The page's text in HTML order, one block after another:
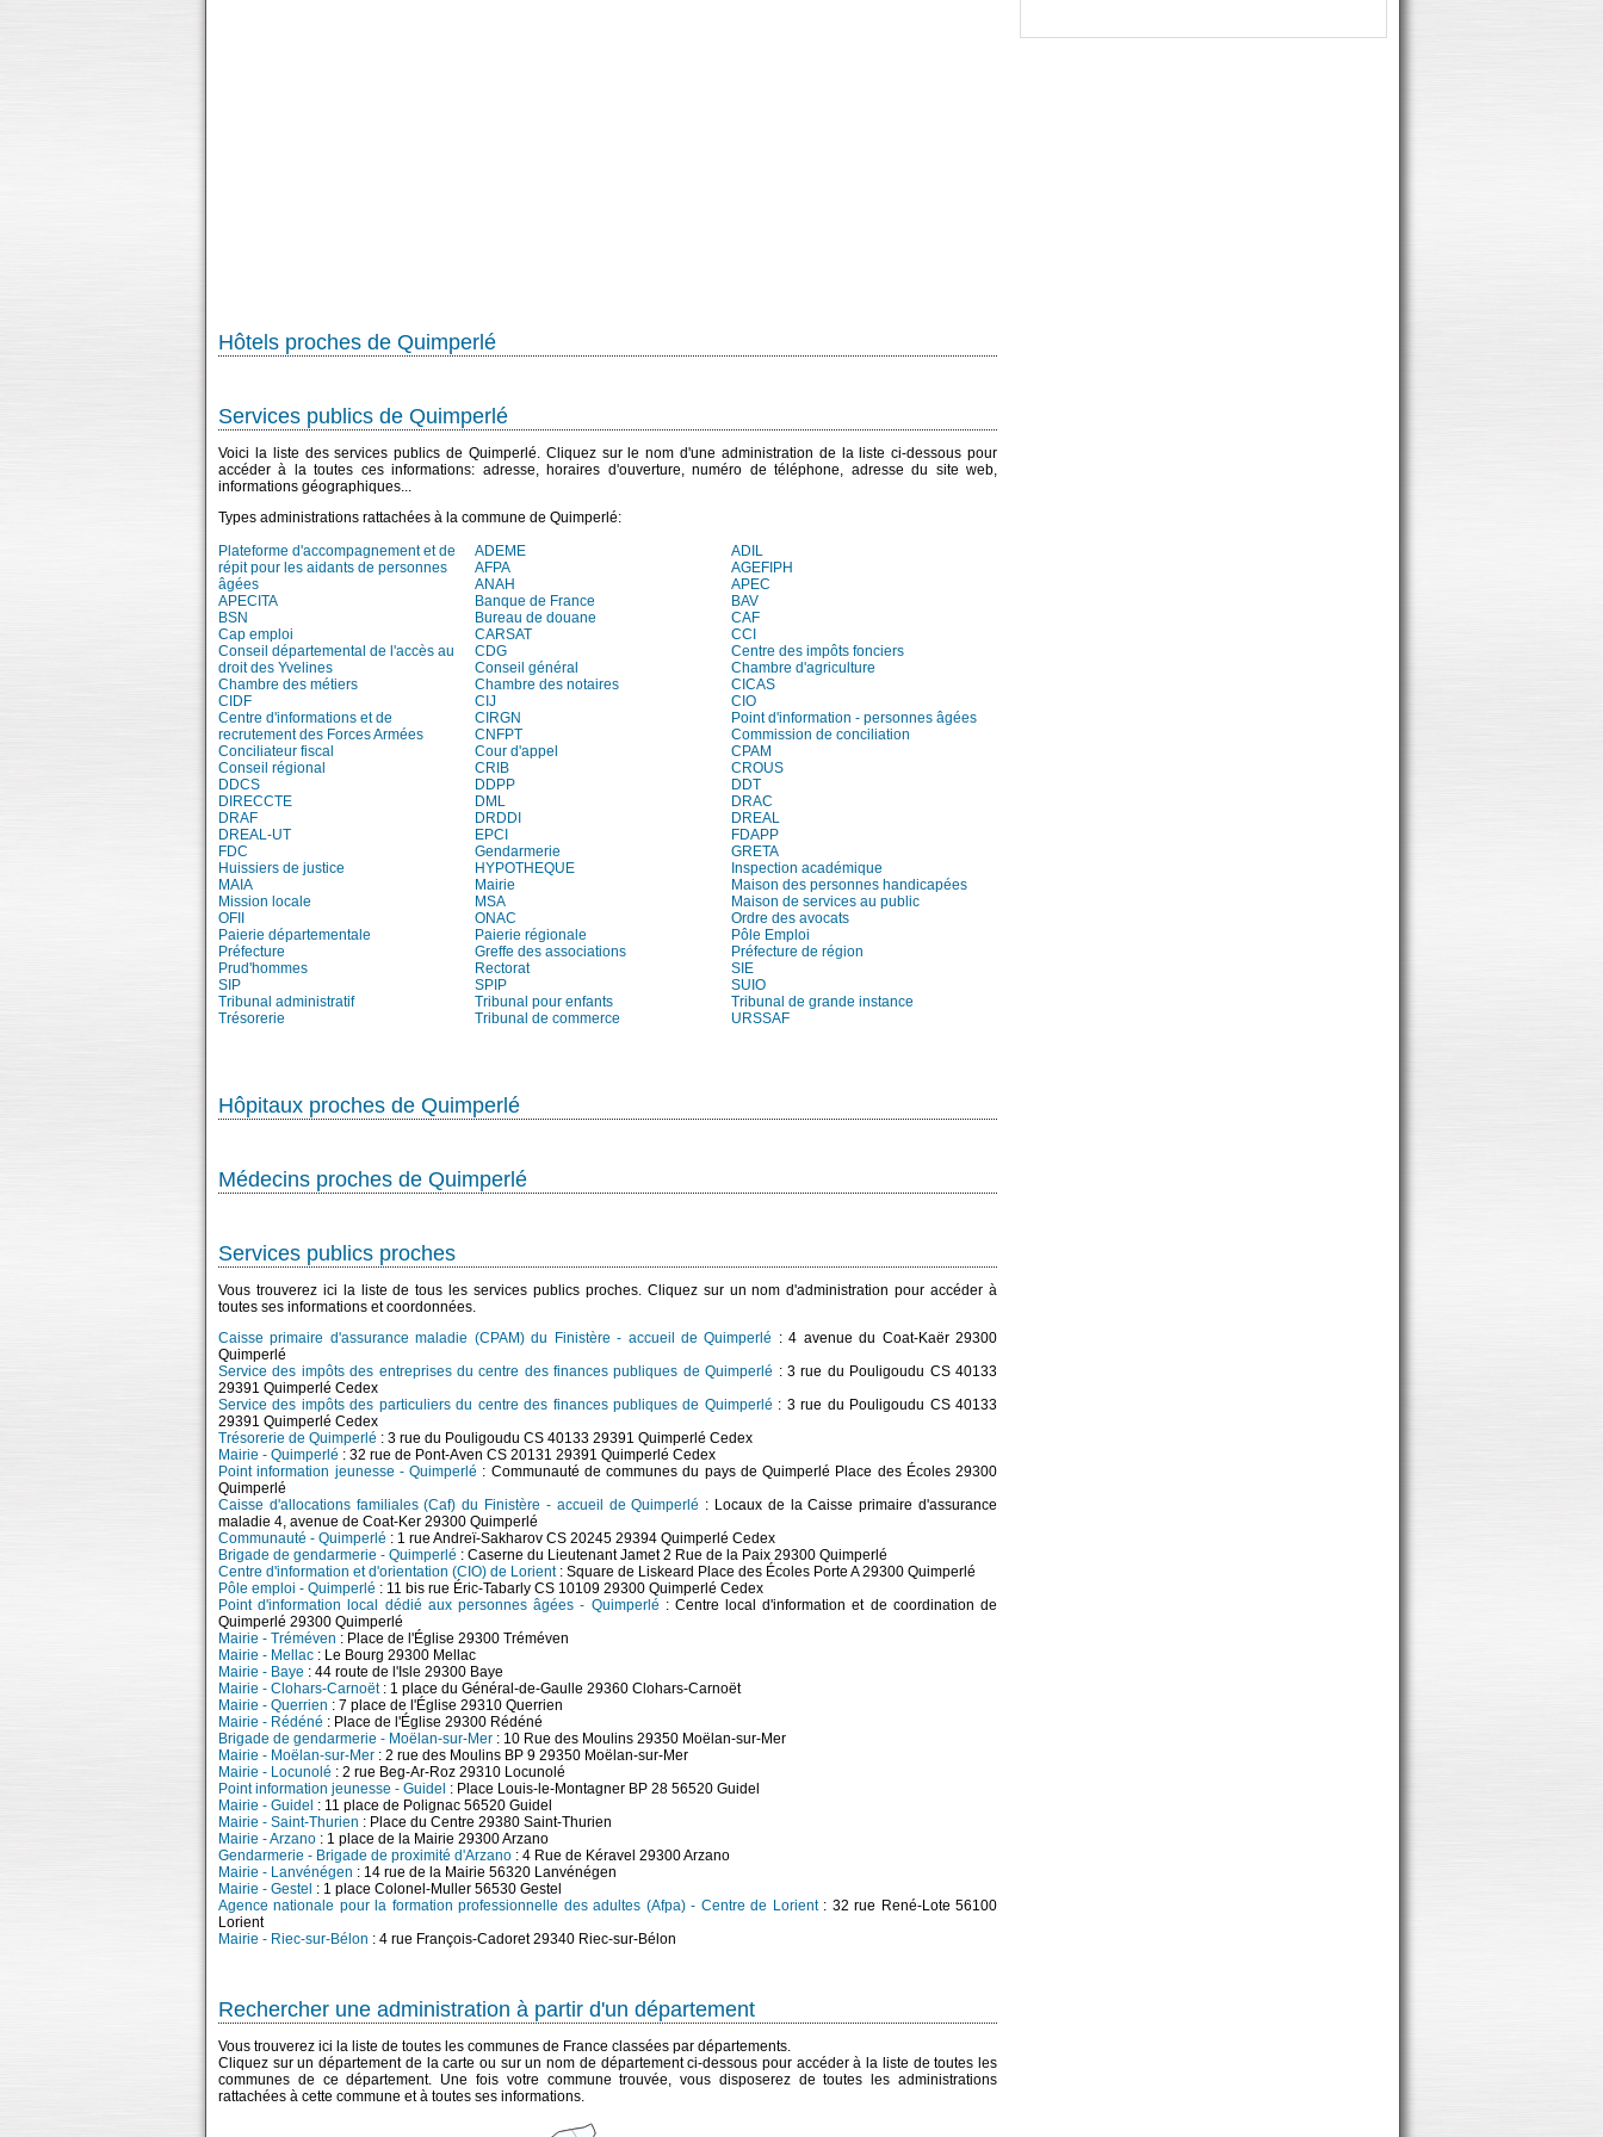
Hôtels proches de Quimperlé
Services publics de Quimperlé
Voici la liste des services publics de Quimperlé. Cliquez sur le nom d'une administration de la liste ci-dessous pour
accéder à la toutes ces informations: adresse, horaires d'ouverture, numéro de téléphone, adresse du site web,
informations géographiques...
Types administrations rattachées à la commune de Quimperlé:
Plateforme d'accompagnement et de
répit pour les aidants de personnes
âgées
ADEME
ADIL
AFPA
AGEFIPH
ANAH
APEC
APECITA
Banque de France
BAV
BSN
Bureau de douane
CAF
Cap emploi
CARSAT
CCI
Conseil départemental de l'accès au
droit des Yvelines
CDG
Centre des impôts fonciers
Conseil général
Chambre d'agriculture
Chambre des métiers
Chambre des notaires
CICAS
CIDF
CIJ
CIO
Centre d'informations et de
recrutement des Forces Armées
CIRGN
Point d'information - personnes âgées
CNFPT
Commission de conciliation
Conciliateur fiscal
Cour d'appel
CPAM
Conseil régional
CRIB
CROUS
DDCS
DDPP
DDT
DIRECCTE
DML
DRAC
DRAF
DRDDI
DREAL
DREAL-UT
EPCI
FDAPP
FDC
Gendarmerie
GRETA
Huissiers de justice
HYPOTHEQUE
Inspection académique
MAIA
Mairie
Maison des personnes handicapées
Mission locale
MSA
Maison de services au public
OFII
ONAC
Ordre des avocats
Paierie départementale
Paierie régionale
Pôle Emploi
Préfecture
Greffe des associations
Préfecture de région
Prud'hommes
Rectorat
SIE
SIP
SPIP
SUIO
Tribunal administratif
Tribunal pour enfants
Tribunal de grande instance
Trésorerie
Tribunal de commerce URSSAF
Hôpitaux proches de Quimperlé
Médecins proches de Quimperlé
Services publics proches
Vous trouverez ici la liste de tous les services publics proches. Cliquez sur un nom d'administration pour accéder à
toutes ses informations et coordonnées.
Caisse primaire d'assurance maladie (CPAM) du Finistère - accueil de Quimperlé : 4 avenue du Coat-Kaër 29300
Quimperlé
Service des impôts des entreprises du centre des finances publiques de Quimperlé : 3 rue du Pouligoudu CS 40133
29391 Quimperlé Cedex
Service des impôts des particuliers du centre des finances publiques de Quimperlé : 3 rue du Pouligoudu CS 40133
29391 Quimperlé Cedex
Trésorerie de Quimperlé : 3 rue du Pouligoudu CS 40133 29391 Quimperlé Cedex
Mairie - Quimperlé : 32 rue de Pont-Aven CS 20131 29391 Quimperlé Cedex
Point information jeunesse - Quimperlé : Communauté de communes du pays de Quimperlé Place des Écoles 29300
Quimperlé
Caisse d'allocations familiales (Caf) du Finistère - accueil de Quimperlé : Locaux de la Caisse primaire d'assurance
maladie 4, avenue de Coat-Ker 29300 Quimperlé
Communauté - Quimperlé : 1 rue Andreï-Sakharov CS 20245 29394 Quimperlé Cedex
Brigade de gendarmerie - Quimperlé : Caserne du Lieutenant Jamet 2 Rue de la Paix 29300 Quimperlé
Centre d'information et d'orientation (CIO) de Lorient: Square de Liskeard Place des Écoles Porte A 29300 Quimperlé
Pôle emploi - Quimperlé : 11 bis rue Éric-Tabarly CS 10109 29300 Quimperlé Cedex
Point d'information local dédié aux personnes âgées - Quimperlé : Centre local d'information et de coordination de
Quimperlé 29300 Quimperlé
Mairie - Tréméven : Place de l'Église 29300 Tréméven
Mairie - Mellac : Le Bourg 29300 Mellac
Mairie - Baye : 44 route de l'Isle 29300 Baye
Mairie - Clohars-Carnoët: 1 place du Général-de-Gaulle 29360 Clohars-Carnoët
Mairie - Querrien : 7 place de l'Église 29310 Querrien
Mairie - Rédéné : Place de l'Église 29300 Rédéné
Brigade de gendarmerie - Moëlan-sur-Mer : 10 Rue des Moulins 29350 Moëlan-sur-Mer
Mairie - Moëlan-sur-Mer : 2 rue des Moulins BP 9 29350 Moëlan-sur-Mer
Mairie - Locunolé : 2 rue Beg-Ar-Roz 29310 Locunolé
Point information jeunesse - Guidel : Place Louis-le-Montagner BP 28 56520 Guidel
Mairie - Guidel : 11 place de Polignac 56520 Guidel
Mairie - Saint-Thurien : Place du Centre 29380 Saint-Thurien
Mairie - Arzano : 1 place de la Mairie 29300 Arzano
Gendarmerie - Brigade de proximité d'Arzano : 4 Rue de Kéravel 29300 Arzano
Mairie - Lanvénégen : 14 rue de la Mairie 56320 Lanvénégen
Mairie - Gestel : 1 place Colonel-Muller 56530 Gestel
Agence nationale pour la formation professionnelle des adultes (Afpa) - Centre de Lorient: 32 rue René-Lote 56100
Lorient
Mairie - Riec-sur-Bélon : 4 rue François-Cadoret 29340 Riec-sur-Bélon
Rechercher une administration à partir d'un département
Vous trouverez ici la liste de toutes les communes de France classées par départements.
Cliquez sur un département de la carte ou sur un nom de département ci-dessous pour accéder à la liste de toutes les
communes de ce département. Une fois votre commune trouvée, vous disposerez de toutes les administrations
rattachées à cette commune et à toutes ses informations.